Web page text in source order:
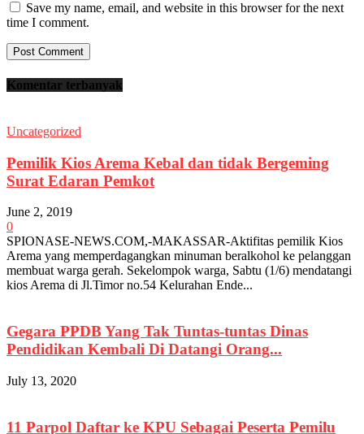
Save my name, email, and website in this browser for the next
time I comment.
Komentar terbanyak
Uncategorized
Pemilik Kios Arema Kebal dan tidak Bergeming
Surat Edaran Pemkot
June 2, 2019
0
SPIONASE-NEWS.COM,-MAKASSAR-Aktifitas pemilik Kios
Arema yang memperdagangkan minuman beralkohol ke pelanggan
membuat warga gerah. Sekelompok warga, Sabtu (1/6) mendatangi
kios Arema di Jl.Timor no.54 Kelurahan Ende...
Gegara PPDB Yang Tak Tuntas-tuntas Dinas
Pendidikan Kembali Di Datangi Orang...
July 13, 2020
11 Parpol Daftar ke KPU Sebagai Peserta Pemilu